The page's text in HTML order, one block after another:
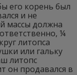
его корень был
и не
массы должна
¼
литопса
или гальку
литопс
он продавался в